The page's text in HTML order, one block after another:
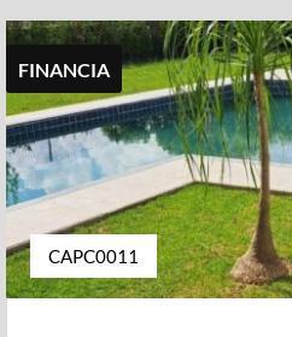
FINANCIA
CAPC0011